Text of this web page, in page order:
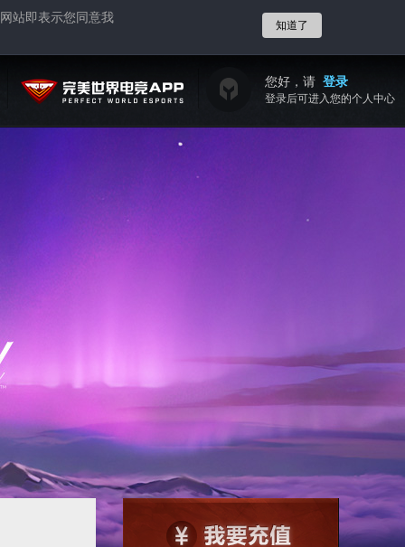
站即表示您同意我
知道了
您好，请 登录
登录后可进入您的个人中心